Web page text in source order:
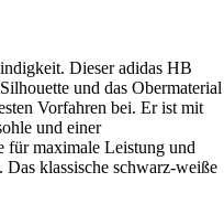
Dieser adidas HB
und das Obermaterial
Vorfahren bei. Er ist mit
und einer
für maximale Leistung und
klassische schwarz-weiße